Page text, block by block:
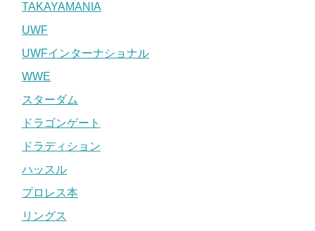
TAKAYAMANIA
UWF
UWFインターナショナル
WWE
スターダム
ドラゴンゲート
ドラディション
ハッスル
プロレス本
リングス